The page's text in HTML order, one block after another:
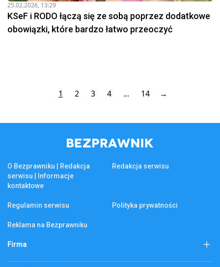
25.02.2026, 13:29
KSeF i RODO łączą się ze sobą poprzez dodatkowe
obowiązki, które bardzo łatwo przeoczyć
1 2 3 4 ... 14 →
O Bezprawniku | Redakcja
serwisu | Informacje
kontaktowe
Redakcja serwisu
Regulamin serwisu Polityka prywatności
Reklama na Bezprawniku
Firma